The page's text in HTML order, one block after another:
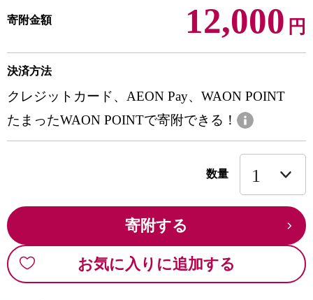
寄附金額 12,000 円
決済方法
クレジットカード、AEON Pay、WAON POINT
たまったWAON POINTで寄附できる！
数量
寄附する
お気に入りに追加する